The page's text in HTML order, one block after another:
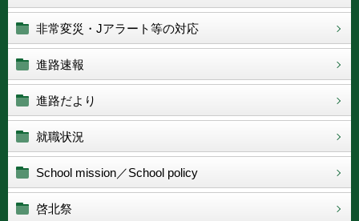
非常変災・Jアラート等の対応
進路速報
進路だより
就職状況
School mission／School policy
啓北祭